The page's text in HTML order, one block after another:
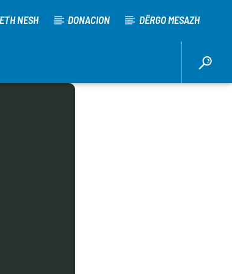
NESH DONACION DËRGO MESAZH